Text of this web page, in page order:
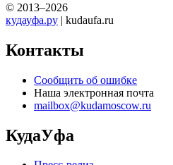
© 2013–2026
кудауфа.ру | kudaufa.ru
Контакты
Сообщить об ошибке
Наша электронная почта
mailbox@kudamoscow.ru
КудаУфа